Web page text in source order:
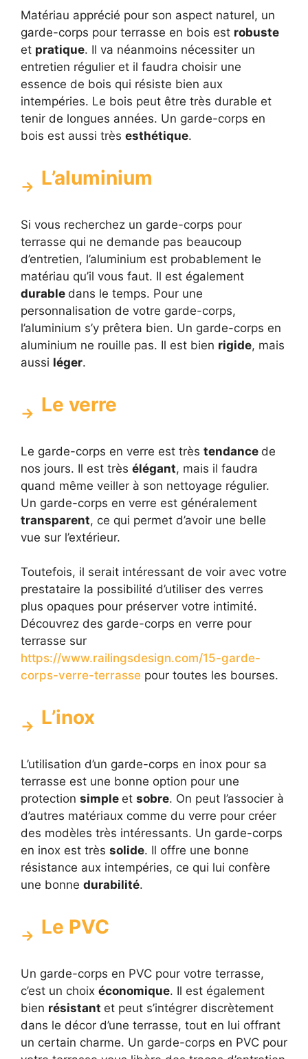
Matériau apprécié pour son aspect naturel, un
garde-corps pour terrasse en bois est robuste
et pratique. Il va néanmoins nécessiter un
entretien régulier et il faudra choisir une
essence de bois qui résiste bien aux
intempéries. Le bois peut être très durable et
tenir de longues années. Un garde-corps en
bois est aussi très esthétique.
L’aluminium
Si vous recherchez un garde-corps pour
terrasse qui ne demande pas beaucoup
d’entretien, l’aluminium est probablement le
matériau qu’il vous faut. Il est également
durable dans le temps. Pour une
personnalisation de votre garde-corps,
l’aluminium s’y prêtera bien. Un garde-corps en
aluminium ne rouille pas. Il est bien rigide, mais
aussi léger.
Le verre
Le garde-corps en verre est très tendance de
nos jours. Il est très élégant, mais il faudra
quand même veiller à son nettoyage régulier.
Un garde-corps en verre est généralement
transparent, ce qui permet d’avoir une belle
vue sur l’extérieur.
Toutefois, il serait intéressant de voir avec votre
prestataire la possibilité d’utiliser des verres
plus opaques pour préserver votre intimité.
Découvrez des garde-corps en verre pour
terrasse sur
https://www.railingsdesign.com/15-garde-
corps-verre-terrasse pour toutes les bourses.
L’inox
L’utilisation d’un garde-corps en inox pour sa
terrasse est une bonne option pour une
protection simple et sobre. On peut l’associer à
d’autres matériaux comme du verre pour créer
des modèles très intéressants. Un garde-corps
en inox est très solide. Il offre une bonne
résistance aux intempéries, ce qui lui confère
une bonne durabilité.
Le PVC
Un garde-corps en PVC pour votre terrasse,
c’est un choix économique. Il est également
bien résistant et peut s’intégrer discrètement
dans le décor d’une terrasse, tout en lui offrant
un certain charme. Un garde-corps en PVC pour